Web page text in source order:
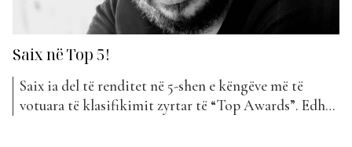
Saix në Top 5!
Saix ia del të renditet në 5-shen e këngëve më të
votuara të klasifikimit zyrtar të “Top Awards”. Edhe